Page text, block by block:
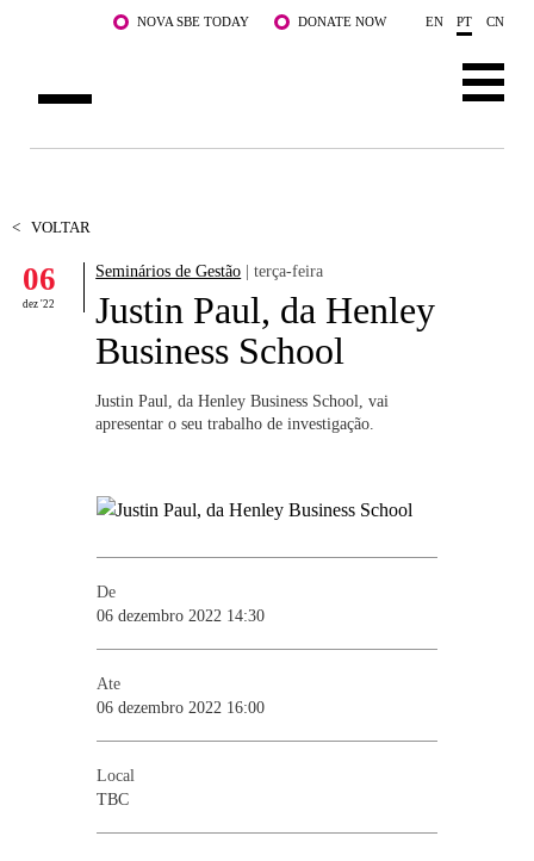
Saltar para o conteúdo principalNOVA SBE TODAY DONATE NOW EN PT CN
DOCENTES E INVESTIGAÇÃO
COMUNIDADE
WHAT'S HAPPENING
< VOLTAR
06
dez '22
Seminários de Gestão | terça-feira
Justin Paul, da Henley
Business School
Justin Paul, da Henley Business School, vai
apresentar o seu trabalho de investigação.
De
06 dezembro 2022 14:30
Ate
06 dezembro 2022 16:00
Local
TBC